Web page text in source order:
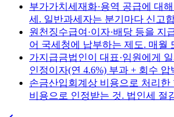
부가가치세 재화·용역 공급에 대
세. 일반과세자는 분기마다 신고
원천징수급여·이자·배당 등을 지
어 국세청에 납부하는 제도. 매월
가지급금법인이 대표·임원에게
인정이자(연 4.6%) 부과 + 회수
손금산입회계상 비용으로 처리한
비용으로 인정받는 것. 법인세 절